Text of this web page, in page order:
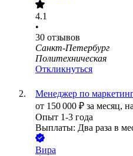
4.1
•
30 отзывов
Санкт-Петербург
Политехническая
Откликнуться
Менеджер по
от 150 000 ₽ за месяц,
Опыт 1-3 года
Выплаты: Два раза в
Вира